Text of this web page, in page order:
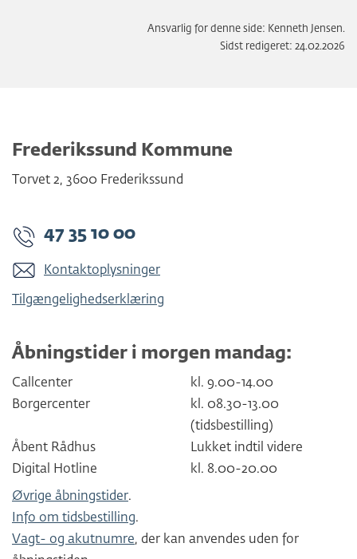
Ansvarlig for denne side: Kenneth Jensen.
Sidst redigeret: 24.02.2026
Frederikssund Kommune
Torvet 2, 3600 Frederikssund
47 35 10 00
Kontaktoplysninger
Tilgængelighedserklæring
Åbningstider i morgen mandag:
Callcenter
kl. 9.00-14.00
Borgercenter
kl. 08.30-13.00
(tidsbestilling)
Åbent Rådhus
Lukket indtil videre
Digital Hotline
kl. 8.00-20.00
Øvrige åbningstider.
Info om tidsbestilling.
Vagt- og akutnumre, der kan anvendes uden for